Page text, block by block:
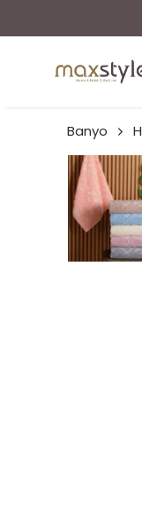
Banyo